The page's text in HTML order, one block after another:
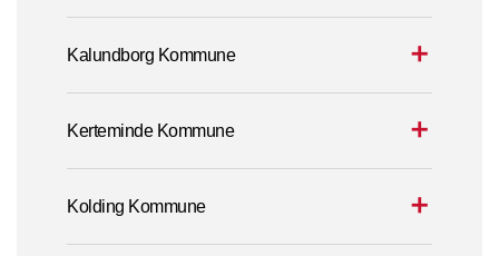
Kalundborg Kommune
Kerteminde Kommune
Kolding Kommune